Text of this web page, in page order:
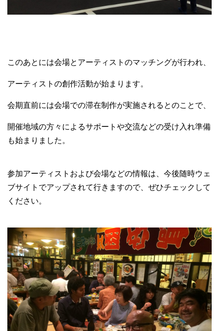
このあとには会場とアーティストのマッチングが行われ、
アーティストの創作活動が始まります。
会期直前には会場での滞在制作が実施されるとのことで、
開催地域の方々によるサポートや交流などの受け入れ準備
も始まりました。
参加アーティストおよび会場などの情報は、今後随時ウェ
ブサイトでアップされて行きますので、ぜひチェックして
ください。